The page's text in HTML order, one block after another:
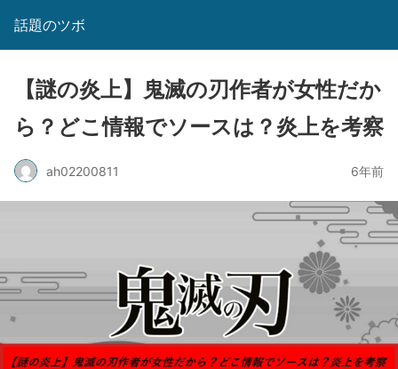
話題のツボ
【謎の炎上】鬼滅の刃作者が女性だか
ら？どこ情報でソースは？炎上を考察
ah02200811 6年前